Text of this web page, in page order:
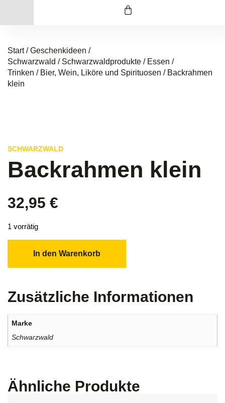
Start/Geschenkideen /
Schwarzwald / Schwarzwaldprodukte / Essen /
Trinken / Bier, Wein, Liköre und Spirituosen / Backrahmen
klein
SCHWARZWALD
Backrahmen klein
32,95 €
1 vorrätig
In den Warenkorb
Zusätzliche Informationen
Marke
Schwarzwald
Ähnliche Produkte